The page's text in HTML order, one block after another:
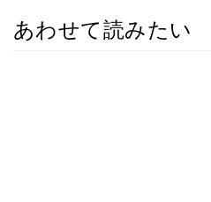
あわせて読みたい